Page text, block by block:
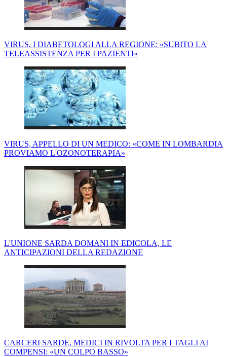
VIRUS, I DIABETOLOGI ALLA REGIONE: «SUBITO LA
TELEASSISTENZA PER I PAZIENTI»
VIRUS, APPELLO DI UN MEDICO: «COME IN LOMBARDIA
PROVIAMO L'OZONOTERAPIA»
L'UNIONE SARDA DOMANI IN EDICOLA, LE
ANTICIPAZIONI DELLA REDAZIONE
CARCERI SARDE, MEDICI IN RIVOLTA PER I TAGLI AI
COMPENSI: «UN COLPO BASSO»